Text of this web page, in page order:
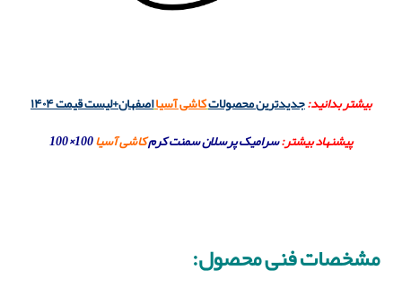
بیشتر بدانید:جدیدترین محصولاتکاشی آسیااصفهان+لیست قیمت ۱۴۰۴
پیشنهاد بیشتر:سرامیک پرسلان سمنت کرمکاشی آسیا100×100
مشخصات فنی محصول: